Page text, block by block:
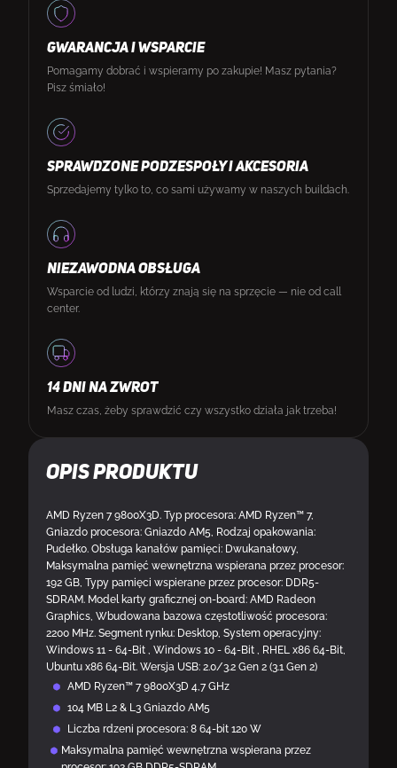
Opis produktu
AMD Ryzen 7 9800X3D. Typ procesora: AMD Ryzen™ 7,
Gniazdo procesora: Gniazdo AM5, Rodzaj opakowania:
Pudełko. Obsługa kanałów pamięci: Dwukanałowy,
Maksymalna pamięć wewnętrzna wspierana przez procesor:
192 GB, Typy pamięci wspierane przez procesor: DDR5-
SDRAM. Model karty graficznej on-board: AMD Radeon
Graphics, Wbudowana bazowa częstotliwość procesora:
2200 MHz. Segment rynku: Desktop, System operacyjny:
Windows 11 - 64-Bit , Windows 10 - 64-Bit , RHEL x86 64-Bit,
Ubuntu x86 64-Bit. Wersja USB: 2.0/3.2 Gen 2 (3.1 Gen 2)
AMD Ryzen™ 7 9800X3D 4,7 GHz
104 MB L2 & L3 Gniazdo AM5
Liczba rdzeni procesora: 8 64-bit 120 W
Maksymalna pamięć wewnętrzna wspierana przez
GWARANCJA I WSPARCIE
Pomagamy dobrać i wspieramy po zakupie! Masz pytania?
Pisz śmiało!
SPRAWDZONE PODZESPOŁY I AKCESORIA
Sprzedajemy tylko to, co sami używamy w naszych buildach.
NIEZAWODNA OBSŁUGA
Wsparcie od ludzi, którzy znają się na sprzęcie — nie od call
center.
14 DNI NA ZWROT
Masz czas, żeby sprawdzić czy wszystko działa jak trzeba!